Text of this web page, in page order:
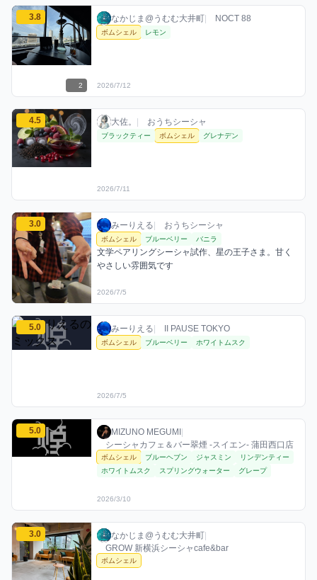
なかじま@うむむ大井町のボムシェルミックスを見る
3.8
2
なかじま@うむむ大井町 / お店シーシャ /
なかじま@うむむ大井町 NOCT 88
利用フレーバー
ボムシェル レモン
評価
2026/7/12
大佐。のボムシェルミックスを見る
4.5 大佐。 / おうちシーシャ / 2026年7月11日
大佐。 おうちシーシャ
利用フレーバー
ブラックティー ボムシェル グレナデン
評価
2026/7/11
みーりえるのボムシェルミックスを見る
3.0 みーりえる / おうちシーシャ / 2026年7月5
みーりえる おうちシーシャ
利用フレーバー
ボムシェル ブルーベリー バニラ
コメント
文学ペアリングシーシャ試作、星の王子さま。甘く
やさしい雰囲気です
評価
2026/7/5
みーりえるのボムシェルミックスを見る
5.0 みーりえる / お店シーシャ / 2026年7月5日
みーりえる II PAUSE TOKYO
利用フレーバー
ボムシェル ブルーベリー ホワイトムスク
評価
2026/7/5
MIZUNO MEGUMIのボムシェルミックスを見る
5.0 MIZUNO MEGUMI / お店シーシャ / 2026年
MIZUNO MEGUMI
シーシャカフェ＆バー翠煙 -スイエン- 蒲田西口店
利用フレーバー
ボムシェル ブルーヘブン ジャスミン
リンデンティー
ホワイトムスク
スプリングウォーター グレープ
評価
2026/3/10
なかじま@うむむ大井町のボムシェルミックスを見る
3.0 なかじま@うむむ大井町 / お店シーシャ /
なかじま@うむむ大井町
GROW 新横浜シーシャcafe&bar
利用フレーバー
ボムシェル
評価